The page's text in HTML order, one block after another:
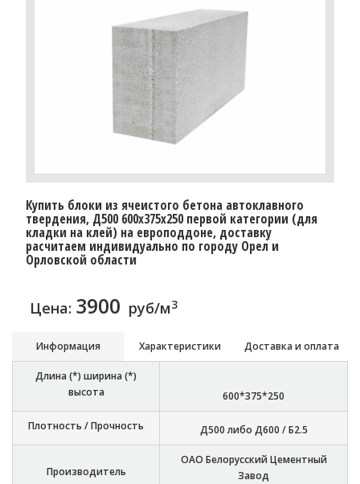
Купить блоки из ячеистого бетона автоклавного
твердения, Д500 600x375x250 первой категории (для
кладки на клей) на европоддоне, доставку
расчитаем индивидуально по городу Орел и
Орловской области
Цена: 3900 руб/м3
Информация Характеристики Доставка и оплата
Длина (*) ширина (*)
высота
600*375*250
Плотность / Прочность Д500 либо Д600 / Б2.5
Производитель
ОАО Белорусский Цементный
Завод